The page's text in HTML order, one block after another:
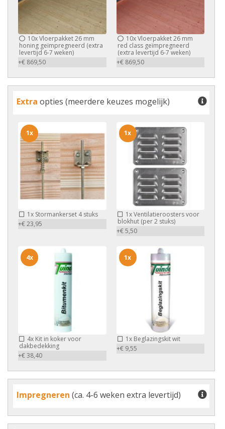
10xVloerpakket 26 mm
honing geïmpregneerd (extra
levertijd 6-7 weken)
+€ 869,50
10xVloerpakket 26 mm
red class geïmpregneerd
(extra levertijd 6-7 weken)
+€ 869,50
Extra opties (meerdere keuzes mogelijk)
1x Stormankerset 4 stuks
+€ 23,95
1x
1xVentilatieroosters voor
blokhut (per 2 stuks)
+€ 5,50
1x
4x Kit in koker voor
dakbedekking
+€ 38,40
4x
1xBeglazingskit wit
+€ 9,55
1x
Impregneren (ca. 4-6 weken extra levertijd)